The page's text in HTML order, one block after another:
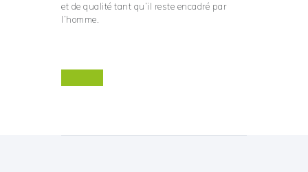
et de qualité tant qu’il reste encadré par
l’homme.